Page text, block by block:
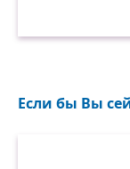
Если бы Вы